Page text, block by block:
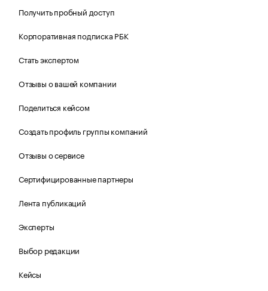
Получить пробный доступ
Корпоративная подписка РБК
Стать экспертом
Отзывы о вашей компании
Поделиться кейсом
Создать профиль группы компаний
Отзывы о сервисе
Сертифицированные партнеры
Лента публикаций
Эксперты
Выбор редакции
Кейсы